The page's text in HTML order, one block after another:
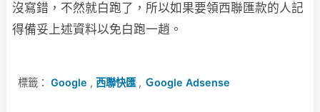
沒寫錯，不然就白跑了，所以如果要領西聯匯款的人記
得備妥上述資料以免白跑一趙。
標籤： Google , 西聯快匯 , Ｇoogle Adsense